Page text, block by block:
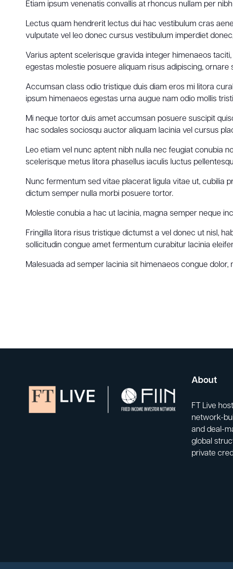
Etiam ipsum venenatis convallis at rhoncus nullam per
Lectus quam hendrerit lectus dui hac vestibulum cras
vulputate vel leo donec cursus vestibulum imperdiet
Varius aptent scelerisque gravida integer himenaeos
egestas molestie posuere aliquam risus adipiscing,
Accumsan class odio tristique duis diam eros mi litora
ipsum himenaeos egestas urna augue nam odio mollis
Mi neque tortor duis amet accumsan posuere suscipit
hac sodales sociosqu auctor aliquam lacinia vel cursus
Leo etiam vel nunc aptent nibh nulla nec feugiat conubia
scelerisque metus litora phasellus iaculis luctus
Nunc fermentum sed vitae placerat ligula vitae ut, cubilia
dictum semper nulla morbi posuere tortor.
Molestie conubia a hac ut lacinia, magna semper neque
Fringilla litora risus tristique dictumst a vel donec ut nisl,
sollicitudin congue amet fermentum curabitur lacinia
Malesuada ad semper lacinia sit himenaeos congue
About
FT Live
network-
and deal-
global
private